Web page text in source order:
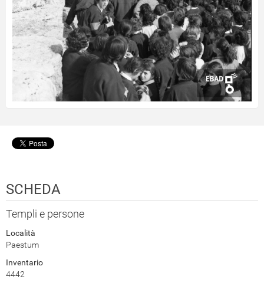
SCHEDA
Templi e persone
Località
Paestum
Inventario
4442